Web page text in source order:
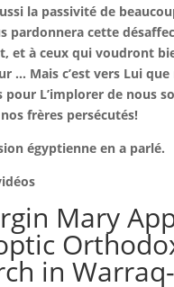
la passivité de
pardonnera cette
et à ceux qui voudront
… Mais c’est vers Lui
pour L’implorer de nous
frères persécutés!
égyptienne en a parlé.
Mary
in